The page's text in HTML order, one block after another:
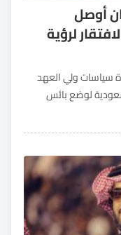
أوصل
لرؤية
سياسات ولي العهد
لوضع بائس